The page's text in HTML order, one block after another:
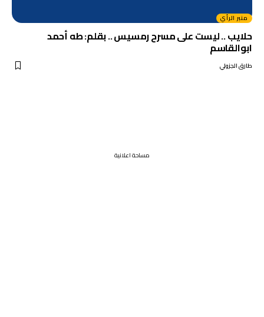
منبر الرأي
حلايب .. ليست على مسرح رمسيس .. بقلم: طه أحمد
ابوالقاسم
طارق الجزولي
مساحة اعلانية